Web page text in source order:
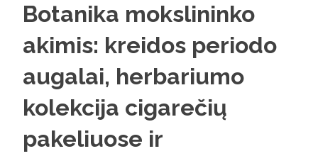
Botanika mokslininko
akimis: kreidos periodo
augalai, herbariumo
kolekcija cigarečių
pakeliuose ir